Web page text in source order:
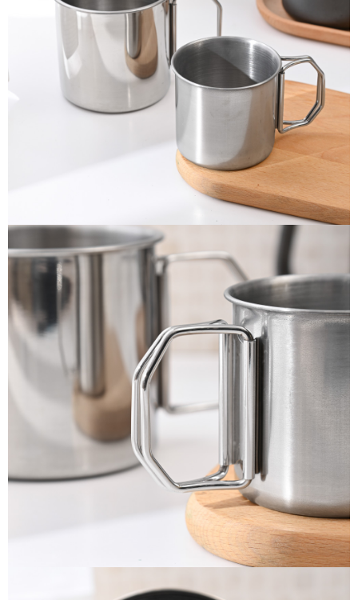
４．使用「AFTEE先享後付」時，將依據個別帳號之用戶狀況，依本公司即
時審查核予不同之上限額度；若仍有額度不足之情形，本公司將視審查結果
請求用戶進行身份認證。
５．嚴禁一人註冊多個帳號或使用他人資訊註冊。若發現惡意使用之情形，
恩沛科技股份有限公司將有權停止該用戶之使用額度並採取法律行動。
每筆NT$100，滿NT$790(含以上)免運費
付款後寶雅門市自取(由倉庫統一出貨)
每筆NT$80，滿NT$290(含以上)免運費